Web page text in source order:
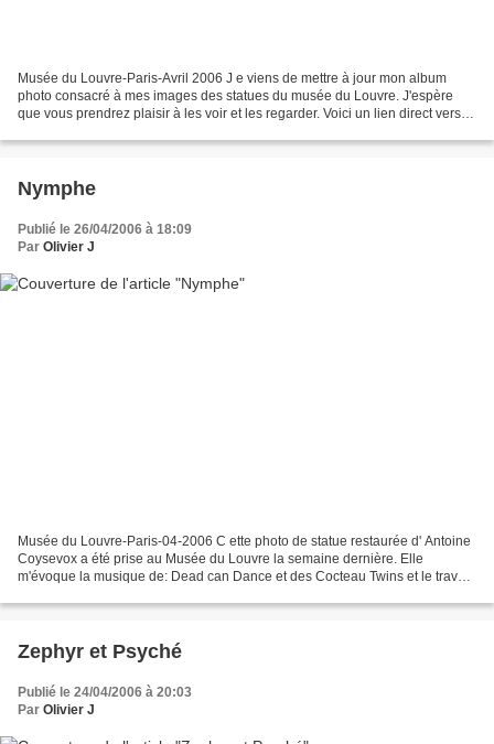
Musée du Louvre-Paris-Avril 2006 J e viens de mettre à jour mon album
photo consacré à mes images des statues du musée du Louvre. J'espère
que vous prendrez plaisir à les voir et les regarder. Voici un lien direct vers
Nymphe
Publié le 26/04/2006 à 18:09
Par Olivier J
Musée du Louvre-Paris-04-2006 C ette photo de statue restaurée d' Antoine
Coysevox a été prise au Musée du Louvre la semaine dernière. Elle
m'évoque la musique de: Dead can Dance et des Cocteau Twins et le travail
Zephyr et Psyché
Publié le 24/04/2006 à 20:03
Par Olivier J